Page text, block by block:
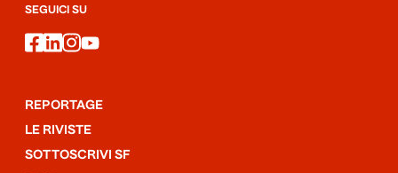
SEGUICI SU
facebook
linkedin
instagram
youtube
REPORTAGE
LE RIVISTE
SOTTOSCRIVI SF